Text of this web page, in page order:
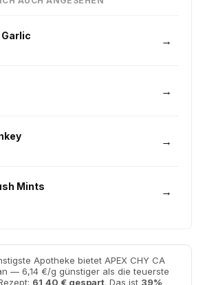
Mints
Apotheke bietet APEX CHY CA
— 6,14 €/g günstiger als die teuerste
61,40 € gespart. Das ist 39%